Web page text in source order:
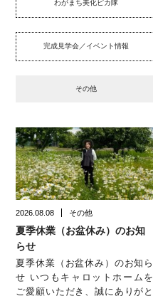
わがまち美化ピカ隊
完成見学会／イベント情報
その他
2026.08.08 その他
夏季休業（お盆休み）のお知
らせ
夏季休業（お盆休み）のお知ら
せ いつもキャロットホームを
ご愛顧いただき、誠にありがと